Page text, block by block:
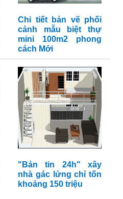
Chi tiết bản vẽ phối
cảnh mẫu biệt thự
mini 100m2 phong
cách Mới
"Bản tin 24h" xây
nhà gác lửng chỉ tốn
khoảng 150 triệu